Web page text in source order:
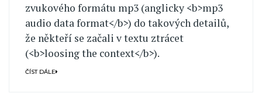
zvukového formátu mp3 (anglicky <b>mp3
audio data format</b>) do takových detailů,
že někteří se začali v textu ztrácet
(<b>loosing the context</b>).
ČÍST DÁLE